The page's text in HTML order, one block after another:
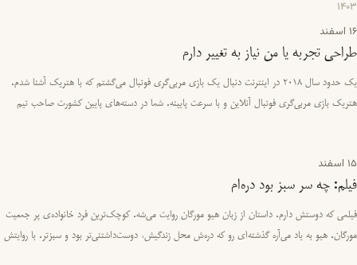
1403
16 اسفند
طراحی تجربه یا من نیاز به تغییر دارم
یک حدود سال ۲۰۱۸ در اینترنت دنبال یک بازی مربی‌گری فوتبال می‌گشتم که با هتریک آشنا شدم.
هتریک بازی مربی‌گری فوتبال آنلاین و با سرعت پایینه. شما در دسته‌های پایین کشورت صاحب تیم
15 اسفند
فیلم: چه سر سبز بود دره‌ام
فیلمی که دوستش دارم. داستان از زبان هیو مورگان روایت می‌شه. کوچک‌ترین فرد خانواده‌ی پر جمعیت
مورگان. هیو به یاد می‌آره گذشته‌ای رو که دره‌ش محل زندگیش، دوست‌داشتنی‌تر بود و سبزتر. با روایتش